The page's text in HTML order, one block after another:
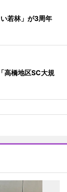
若林」が3周年
高橋地区SC大規